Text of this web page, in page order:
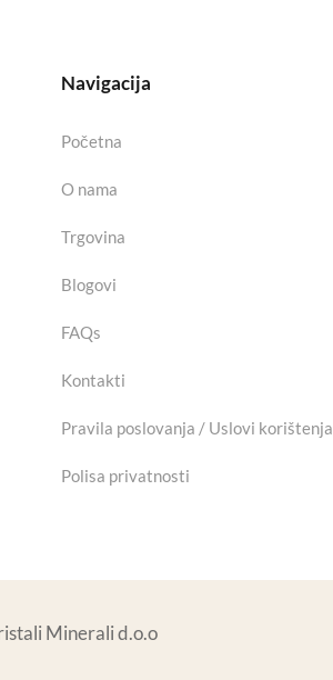
Navigacija
Početna
O nama
Trgovina
Blogovi
FAQs
Kontakti
Pravila poslovanja / Uslovi korištenja
Polisa privatnosti
Minerali d.o.o